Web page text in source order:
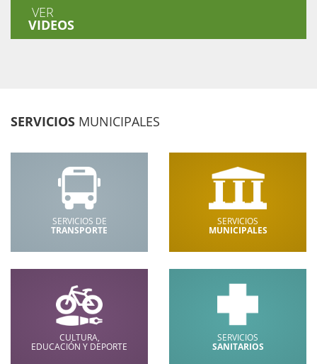
VER
VIDEOS
SERVICIOS MUNICIPALES
SERVICIOS DE
TRANSPORTE
SERVICIOS
MUNICIPALES
CULTURA,
EDUCACIÓN Y DEPORTE
SERVICIOS
SANITARIOS